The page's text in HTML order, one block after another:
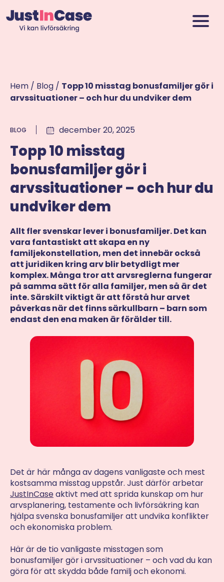
Hem / Blog / Topp 10 misstag bonusfamiljer gör i
arvssituationer – och hur du undviker dem
BLOG december 20, 2025
Topp 10 misstag
bonusfamiljer gör i
arvssituationer – och hur du
undviker dem
Allt fler svenskar lever i bonusfamiljer. Det kan
vara fantastiskt att skapa en ny
familjekonstellation, men det innebär också
att juridiken kring arv blir betydligt mer
komplex. Många tror att arvsreglerna fungerar
på samma sätt för alla familjer, men så är det
inte. Särskilt viktigt är att förstå hur arvet
påverkas när det finns särkullbarn – barn som
endast den ena maken är förälder till.
Det är här många av dagens vanligaste och mest
kostsamma misstag uppstår. Just därför arbetar
JustInCaseaktivt med att sprida kunskap om hur
arvsplanering, testamente och livförsäkring kan
hjälpa svenska bonusfamiljer att undvika konflikter
och ekonomiska problem.
Här är de tio vanligaste misstagen som
bonusfamiljer gör i arvssituationer – och vad du kan
göra för att skydda både familj och ekonomi.